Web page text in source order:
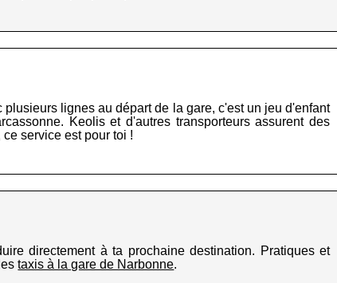
lignes au départ de la gare, c'est un jeu d'enfant
Keolis et d'autres transporteurs assurent des
service est pour toi !
directement à ta prochaine destination. Pratiques et
taxis à la gare de Narbonne.